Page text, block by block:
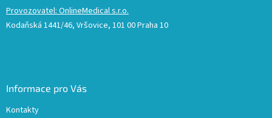
Provozovatel: OnlineMedical s.r.o.
Kodaňská 1441/46, Vršovice, 101 00 Praha 10
Informace pro Vás
Kontakty